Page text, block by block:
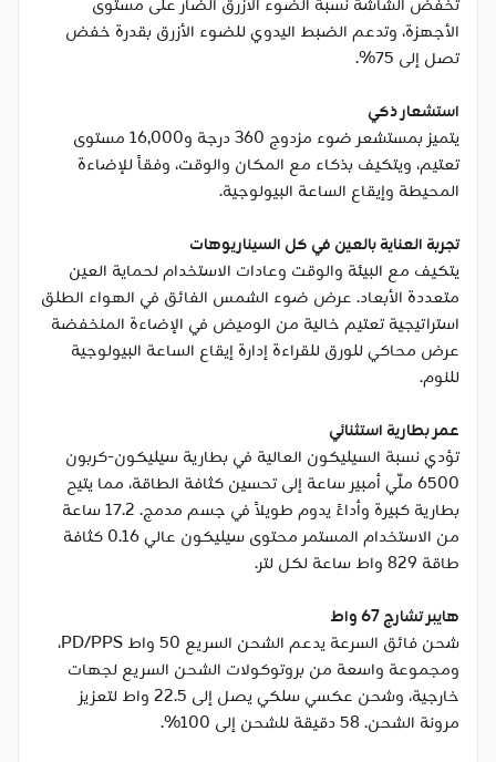
تخفض الشاشة نسبة الضوء الأزرق الضار على مستوى
الأجهزة، وتدعم الضبط اليدوي للضوء الأزرق بقدرة خفض
تصل إلى 75%.
استشعار ذكي
يتميز بمستشعر ضوء مزدوج 360 درجة و16,000 مستوى
تعتيم، ويتكيف بذكاء مع المكان والوقت، وفقاً للإضاءة
المحيطة وإيقاع الساعة البيولوجية.
تجربة العناية بالعين في كل السيناريوهات
يتكيف مع البيئة والوقت وعادات الاستخدام لحماية العين
متعددة الأبعاد. عرض ضوء الشمس الفائق في الهواء الطلق
استراتيجية تعتيم خالية من الوميض في الإضاءة المنخفضة
عرض محاكي للورق للقراءة إدارة إيقاع الساعة البيولوجية
للنوم.
عمر بطارية استثنائي
تؤدي نسبة السيليكون العالية في بطارية سيليكون-كربون
6500 ملّي أمبير ساعة إلى تحسين كثافة الطاقة، مما يتيح
بطارية كبيرة وأداءً يدوم طويلاً في جسم مدمج. 17.2 ساعة
من الاستخدام المستمر محتوى سيليكون عالي 0.16 كثافة
طاقة 829 واط ساعة لكل لتر.
هايبر تشارج 67 واط
شحن فائق السرعة يدعم الشحن السريع 50 واط PD/PPS،
ومجموعة واسعة من بروتوكولات الشحن السريع لجهات
خارجية، وشحن عكسي سلكي يصل إلى 22.5 واط لتعزيز
مرونة الشحن. 58 دقيقة للشحن إلى 100%.